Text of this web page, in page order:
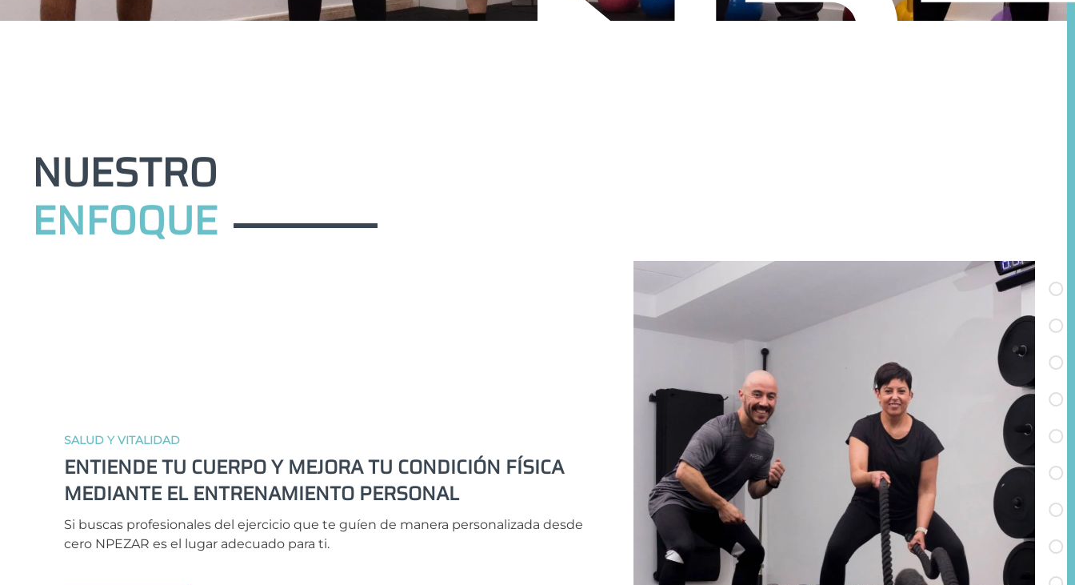
NUESTRO
ENFOQUE
SALUD Y VITALIDAD
ENTIENDE TU CUERPO Y MEJORA TU CONDICIÓN FÍSICA
MEDIANTE EL ENTRENAMIENTO PERSONAL
Si buscas profesionales del ejercicio que te guíen de manera personalizada desde
cero NPEZAR es el lugar adecuado para ti.